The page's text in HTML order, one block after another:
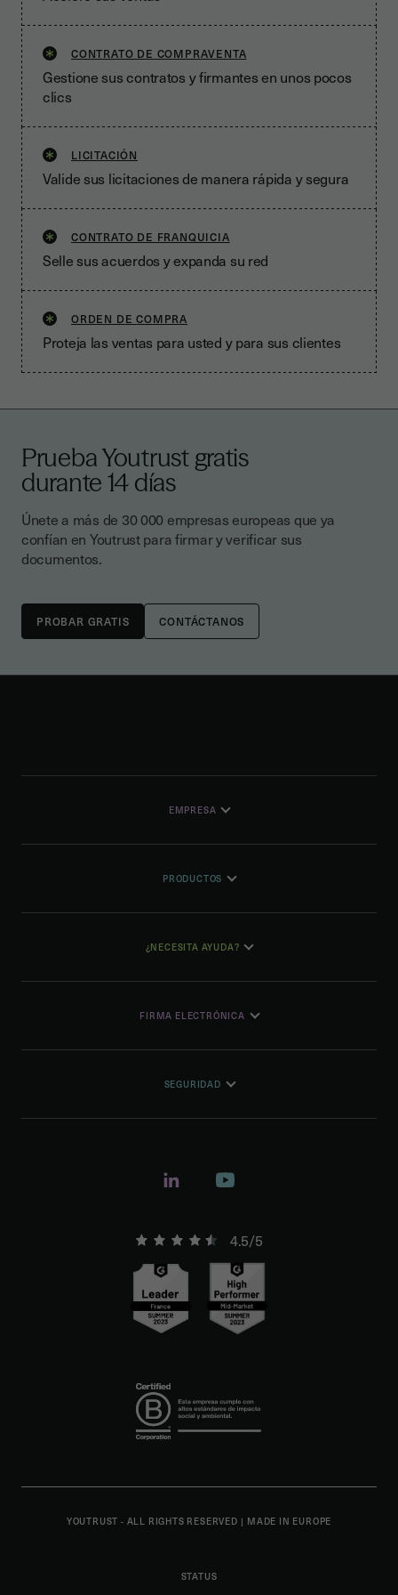
CONTRATO DE COMPRAVENTA
Gestione sus contratos y firmantes en unos pocos
clics
LICITACIÓN
Valide sus licitaciones de manera rápida y segura
CONTRATO DE FRANQUICIA
Selle sus acuerdos y expanda su red
ORDEN DE COMPRA
Proteja las ventas para usted y para sus clientes
Prueba Youtrust gratis
durante 14 días
Únete a más de 30 000 empresas europeas que ya
confían en Youtrust para firmar y verificar sus
documentos.
CONTÁCTANOS
EMPRESA
PRODUCTOS
¿NECESITA AYUDA?
FIRMA ELECTRÓNICA
SEGURIDAD
4.5/5
YOUTRUST - ALL RIGHTS RESERVED | MADE IN EUROPE
STATUS